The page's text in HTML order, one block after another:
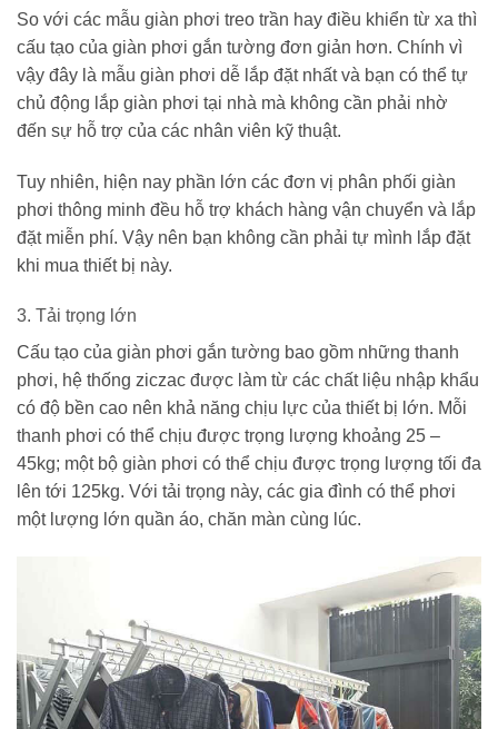
So với các mẫu giàn phơi treo trần hay điều khiển từ xa thì
cấu tạo của giàn phơi gắn tường đơn giản hơn. Chính vì
vậy đây là mẫu giàn phơi dễ lắp đặt nhất và bạn có thể tự
chủ động lắp giàn phơi tại nhà mà không cần phải nhờ
đến sự hỗ trợ của các nhân viên kỹ thuật.
Tuy nhiên, hiện nay phần lớn các đơn vị phân phối giàn
phơi thông minh đều hỗ trợ khách hàng vận chuyển và lắp
đặt miễn phí. Vậy nên bạn không cần phải tự mình lắp đặt
khi mua thiết bị này.
3. Tải trọng lớn
Cấu tạo của giàn phơi gắn tường bao gồm những thanh
phơi, hệ thống ziczac được làm từ các chất liệu nhập khẩu
có độ bền cao nên khả năng chịu lực của thiết bị lớn. Mỗi
thanh phơi có thể chịu được trọng lượng khoảng 25 –
45kg; một bộ giàn phơi có thể chịu được trọng lượng tối đa
lên tới 125kg. Với tải trọng này, các gia đình có thể phơi
một lượng lớn quần áo, chăn màn cùng lúc.